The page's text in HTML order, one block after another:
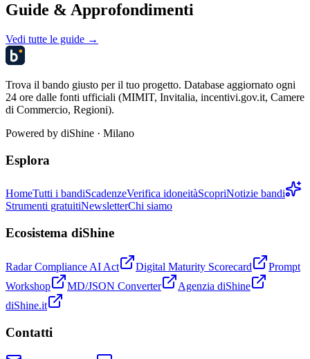
Guide & Approfondimenti
Vedi tutte le guide →
Trova il bando giusto per il tuo progetto. Database aggiornato ogni
24 ore dalle fonti ufficiali (MIMIT, Invitalia, incentivi.gov.it, Camere
di Commercio, Regioni).
Powered by diShine · Milano
Esplora
HomeTutti i bandiScadenzeVerifica idoneitàScopriNotizie bandi
Strumenti gratuitiNewsletterChi siamo
Ecosistema diShine
Radar Compliance AI Act Digital Maturity Scorecard
Prompt
Workshop
MD/JSON Converter
Agenzia diShine
diShine.it
Contatti